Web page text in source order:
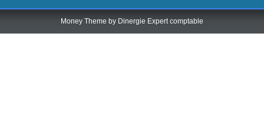
Money Theme by Dinergie Expert comptable